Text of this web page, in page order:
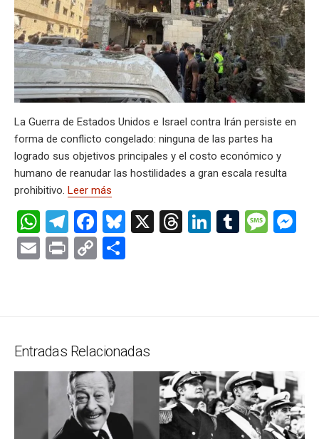
p
k
k
tir
La Guerra de Estados Unidos e Israel contra Irán persiste en
forma de conflicto congelado: ninguna de las partes ha
logrado sus objetivos principales y el costo económico y
humano de reanudar las hostilidades a gran escala resulta
prohibitivo. Leer más
W
h
at
p
T
el
e
F
a
ce
k
Bl X
T
Li
T
M
E
Pr C
n
k
ar
tir
Entradas Relacionadas